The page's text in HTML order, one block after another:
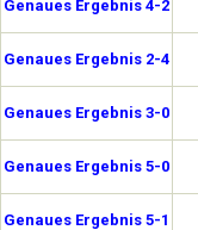
Genaues Ergebnis 4-2
Genaues Ergebnis 2-4
Genaues Ergebnis 3-0
Genaues Ergebnis 5-0
Genaues Ergebnis 5-1